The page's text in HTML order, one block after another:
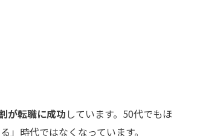
が転職に成功 しています。50代でもほ
時代ではなくなっています。